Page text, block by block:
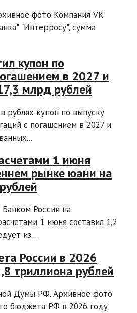
фото Компания VK
"Интерросу", сумма
купон по
в 2027 и
млрд рублей
купон по выпуску
с погашением в 2027 и
1 июня
рынке юани на
России на
1 июня составил 1,2
из...
России в 2026
триллиона рублей
Думы РФ. Архивное фото
бюджета РФ в 2026 году